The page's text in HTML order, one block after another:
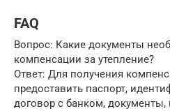
FAQ
Вопрос: Какие документы
компенсации за утепление?
Ответ: Для получения
предоставить паспорт,
договор с банком,